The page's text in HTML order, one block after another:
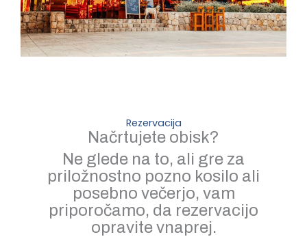
Rezervacija
Načrtujete obisk?
Ne glede na to, ali gre za
priložnostno pozno kosilo ali
posebno večerjo, vam
priporočamo, da rezervacijo
opravite vnaprej.